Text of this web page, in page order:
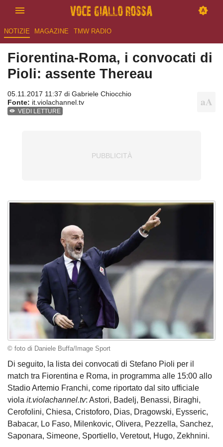
NOTIZIE MAGAZINE TMW RADIO
Fiorentina-Roma, i convocati di
Pioli: assente Thereau
05.11.2017 11:37 di Gabriele Chiocchio
Fonte: it.violachannel.tv
VEDI LETTURE
© foto di Daniele Buffa/Image Sport
Di seguito, la lista dei convocati di Stefano Pioli per il
match tra Fiorentina e Roma, in programma alle 15:00 allo
Stadio Artemio Franchi, come riportato dal sito ufficiale
viola it.violachannel.tv: Astori, Badelj, Benassi, Biraghi,
Cerofolini, Chiesa, Cristoforo, Dias, Dragowski, Eysseric,
Babacar, Lo Faso, Milenkovic, Olivera, Pezzella, Sanchez,
Saponara, Simeone, Sportiello, Veretout, Hugo, Zekhnini.